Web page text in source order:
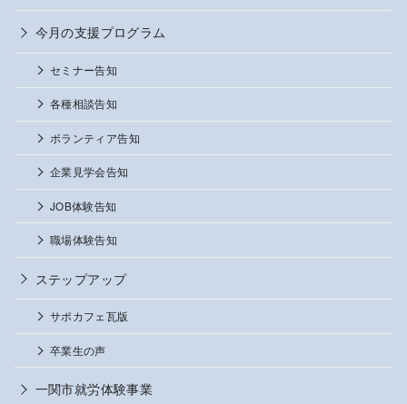
今月の支援プログラム
セミナー告知
各種相談告知
ボランティア告知
企業見学会告知
JOB体験告知
職場体験告知
ステップアップ
サポカフェ瓦版
卒業生の声
一関市就労体験事業